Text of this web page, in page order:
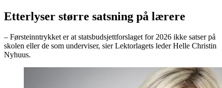
Etterlyser større satsning på lærere
– Førsteinntrykket er at statsbudsjettforslaget for 2026 ikke satser på
skolen eller de som underviser, sier Lektorlagets leder Helle Christin
Nyhuus.